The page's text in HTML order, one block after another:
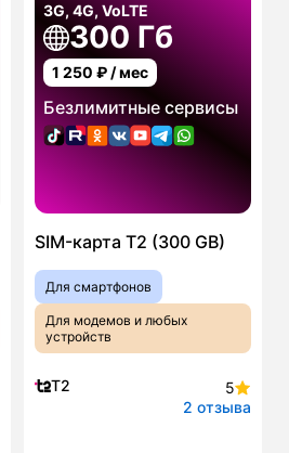
3G, 4G, VoLTE
300 Гб
1 250 ₽ / мес
Безлимитные сервисы
SIM-карта T2 (300 GB)
Для смартфонов
Для модемов и любых
устройств
T2
5
2 отзыва